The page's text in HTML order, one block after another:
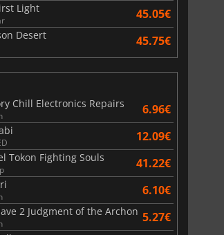
Light 45.05€
Desert 45.75€
Chill Electronics Repairs
6.96€
12.09€
Tokon Fighting Souls 41.22€
6.10€
2 Judgment of the Archon 5.27€